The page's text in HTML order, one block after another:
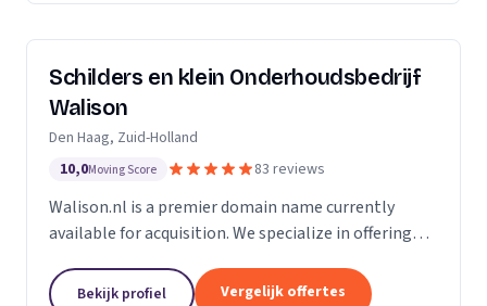
Schilders en klein Onderhoudsbedrijf
Walison
Den Haag, Zuid-Holland
10,0Moving Score 83 reviews
Walison.nl is a premier domain name currently
available for acquisition. We specialize in offering
to significantly enhance your digital presence. Our...
Bekijk profiel Vergelijk offertes